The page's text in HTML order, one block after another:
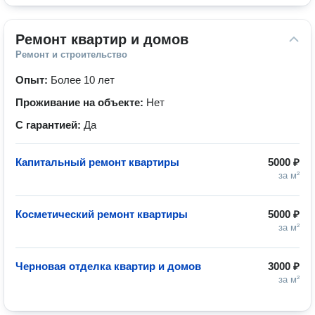
Ремонт квартир и домов
Ремонт и строительство
Опыт: Более 10 лет
Проживание на объекте: Нет
С гарантией: Да
5000 ₽
за м²
Капитальный ремонт квартиры
5000 ₽
за м²
Косметический ремонт квартиры
3000 ₽
за м²
Черновая отделка квартир и домов